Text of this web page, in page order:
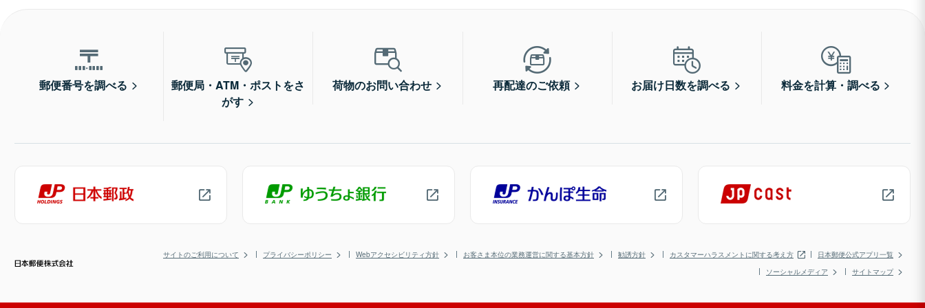
郵便番号を調べる
郵便局・ATM・ポストをさ
がす
荷物のお問い合わせ 再配達のご依頼 お届け日数を調べる 料金を計算・調べる
サイトのご利用について プライバシーポリシー Webアクセシビリティ方針 お客さま本位の業務運営に関する基本方針 勧誘方針 カスタマーハラスメントに関する考え方
日本郵便公式アプリ一覧
ソーシャルメディア
サイトマップ